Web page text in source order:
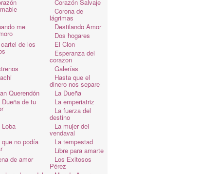
Corazón Salvaje
Corona de
lágrimas
me
Destilando Amor
Dos hogares
de los
El Clon
Esperanza del
corazon
Galerías
Hasta que el
dinero nos separe
Querendón
La Dueña
Dueña de tu
La emperiatriz
La fuerza del
destino
La mujer del
vendaval
que no podía
La tempestad
Libre para amarte
de amor
Los Exitosos
Pérez